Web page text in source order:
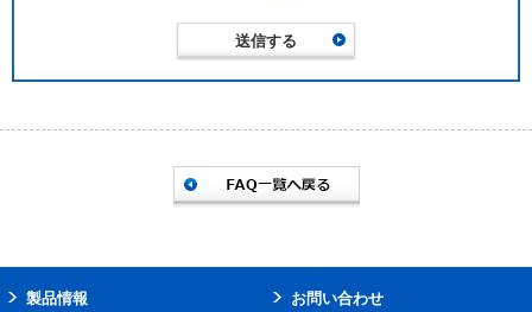
製品情報 お問い合わせ